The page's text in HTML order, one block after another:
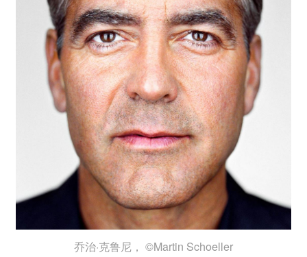
乔治·克鲁尼， ©Martin Schoeller